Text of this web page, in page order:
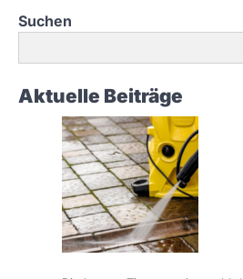
Suchen
Aktuelle Beiträge